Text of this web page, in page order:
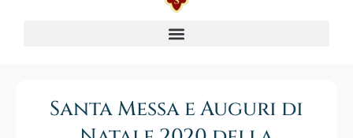
Santa Messa e Auguri di